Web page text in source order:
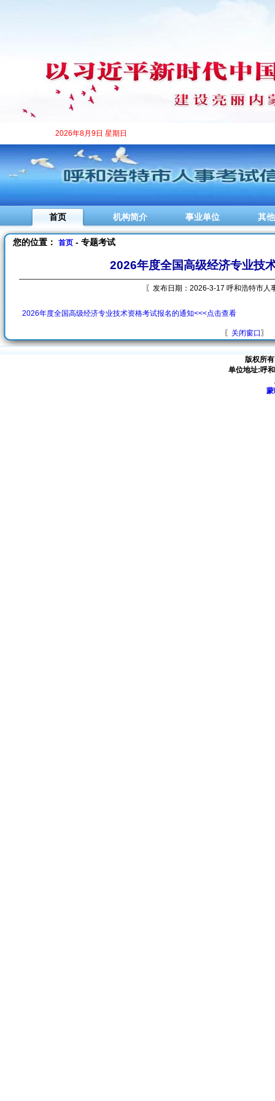
2026年8月9日 星期日
首页 机构简介 事业单位 其
您的位置： 首页- 专题考试
2026年度全国高级经济专业技
〖发布日期：2026-3-17 呼和浩特市人
2026年度全国高级经济专业技术资格考试报名的通知<<<点击查看
〖 关闭窗口 〗
版权所
单位地址:呼